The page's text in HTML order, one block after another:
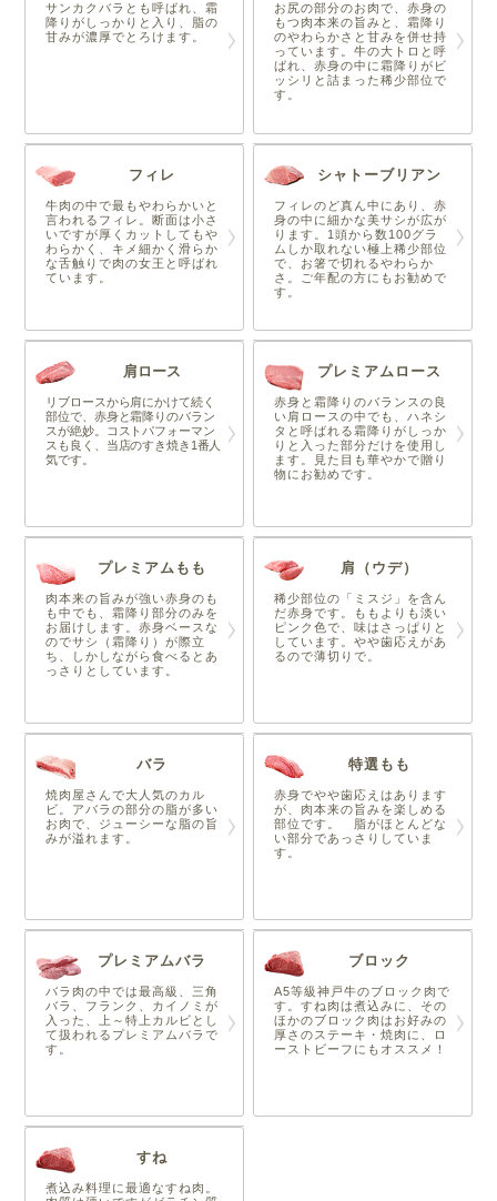
サンカクバラとも呼ばれ、霜
降りがしっかりと入り、脂の
甘みが濃厚でとろけます。
お尻の部分のお肉で、赤身の
もつ肉本来の旨みと、霜降り
のやわらかさと甘みを併せ持
っています。牛の大トロと呼
ばれ、赤身の中に霜降りがビ
ッシリと詰まった稀少部位で
す。
フィレ
牛肉の中で最もやわらかいと
言われるフィレ。断面は小さ
いですが厚くカットしてもや
わらかく、キメ細かく滑らか
な舌触りで肉の女王と呼ばれ
ています。
シャトーブリアン
フィレのど真ん中にあり、赤
身の中に細かな美サシが広が
ります。1頭から数100グラ
ムしか取れない極上稀少部位
で、お箸で切れるやわらか
さ。ご年配の方にもお勧めで
す。
肩ロース
リブロースから肩にかけて続く
部位で、赤身と霜降りのバラン
スが絶妙。コストパフォーマン
スも良く、当店のすき焼き1番人
気です。
プレミアムロース
赤身と霜降りのバランスの良
い肩ロースの中でも、ハネシ
タと呼ばれる霜降りがしっか
りと入った部分だけを使用し
ます。見た目も華やかで贈り
物にお勧めです。
プレミアムもも
肉本来の旨みが強い赤身のも
も中でも、霜降り部分のみを
お届けします。赤身ベースな
のでサシ（霜降り）が際立
ち、しかしながら食べるとあ
っさりとしています。
肩（ウデ）
稀少部位の「ミスジ」を含ん
だ赤身です。ももよりも淡い
ピンク色で、味はさっぱりと
しています。やや歯応えがあ
るので薄切りで。
バラ
焼肉屋さんで大人気のカル
ビ。アバラの部分の脂が多い
お肉で、ジューシーな脂の旨
みが溢れます。
特選もも
赤身でやや歯応えはあります
が、肉本来の旨みを楽しめる
部位です。 脂がほとんどな
い部分であっさりしていま
す。
プレミアムバラ
バラ肉の中では最高級、三角
バラ、フランク、カイノミが
入った、上～特上カルビとし
て扱われるプレミアムバラで
す。
ブロック
A5等級神戸牛のブロック肉で
す。すね肉は煮込みに、その
ほかのブロック肉はお好みの
厚さのステーキ・焼肉に、ロ
ーストビーフにもオススメ！
すね
煮込み料理に最適なすね肉。